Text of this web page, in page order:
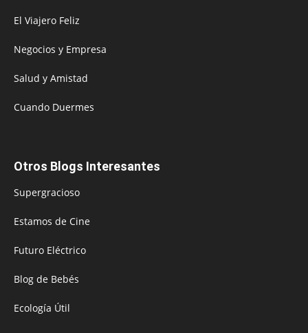
El Viajero Feliz
Negocios y Empresa
Salud y Amistad
Cuando Duermes
Otros Blogs Interesantes
Supergracioso
Estamos de Cine
Futuro Eléctrico
Blog de Bebés
Ecología Útil